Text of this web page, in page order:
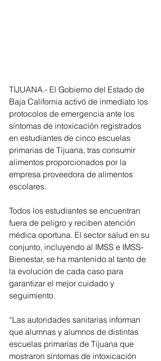
TIJUANA.- El Gobierno del Estado de
Baja California activó de inmediato los
protocolos de emergencia ante los
síntomas de intoxicación registrados
en estudiantes de cinco escuelas
primarias de Tijuana, tras consumir
alimentos proporcionados por la
empresa proveedora de alimentos
escolares.
Todos los estudiantes se encuentran
fuera de peligro y reciben atención
médica oportuna. El sector salud en su
conjunto, incluyendo al IMSS e IMSS-
Bienestar, se ha mantenido al tanto de
la evolución de cada caso para
garantizar el mejor cuidado y
seguimiento.
“Las autoridades sanitarias informan
que alumnas y alumnos de distintas
escuelas primarias de Tijuana que
mostraron síntomas de intoxicación